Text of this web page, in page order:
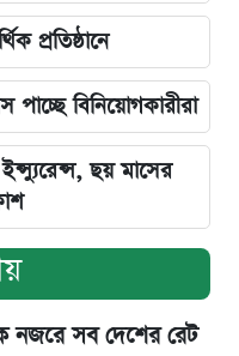
প্রতিষ্ঠানে
পাচ্ছে বিনিয়োগকারীরা
ছয় মাসের
নজরে সব দেশের রেট